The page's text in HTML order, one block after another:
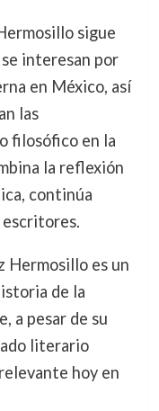
sigue
interesan por
en México, así
las
filosófico en la
la reflexión
continúa
Hermosillo es un
de la
a pesar de su
literario
hoy en